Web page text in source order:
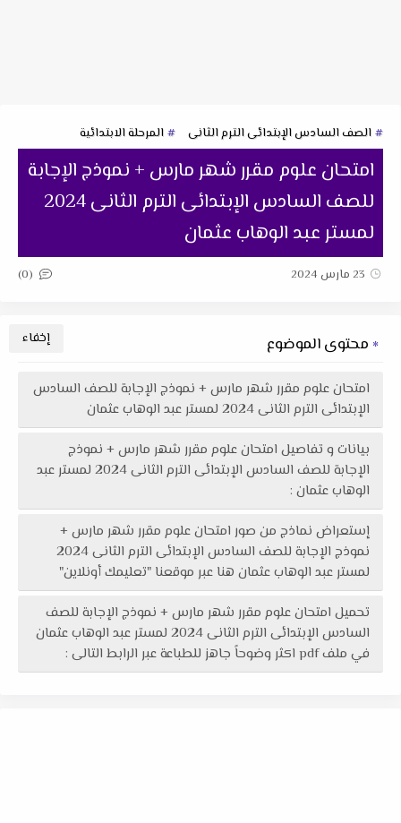
الصف السادس الإبتدائى الترم الثانى المرحلة الابتدائية
امتحان علوم مقرر شهر مارس + نموذج الإجابة
للصف السادس الإبتدائى الترم الثانى 2024
لمستر عبد الوهاب عثمان
23 مارس 2024 (0)
محتوى الموضوع
امتحان علوم مقرر شهر مارس + نموذج الإجابة للصف السادس
الإبتدائى الترم الثانى 2024 لمستر عبد الوهاب عثمان
بيانات و تفاصيل امتحان علوم مقرر شهر مارس + نموذج
الإجابة للصف السادس الإبتدائى الترم الثانى 2024 لمستر عبد
الوهاب عثمان :
إستعراض نماذج من صور امتحان علوم مقرر شهر مارس +
نموذج الإجابة للصف السادس الإبتدائى الترم الثانى 2024
لمستر عبد الوهاب عثمان هنا عبر موقعنا "تعليمك أونلاين"
تحميل امتحان علوم مقرر شهر مارس + نموذج الإجابة للصف
السادس الإبتدائى الترم الثانى 2024 لمستر عبد الوهاب عثمان
في ملف pdf اكثر وضوحاً جاهز للطباعة عبر الرابط التالى :